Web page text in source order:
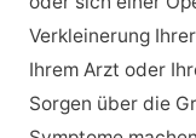
Verkleinerung
Ihrem Arzt oder
Sorgen über die